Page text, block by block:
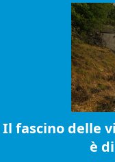
Il fascino delle
è